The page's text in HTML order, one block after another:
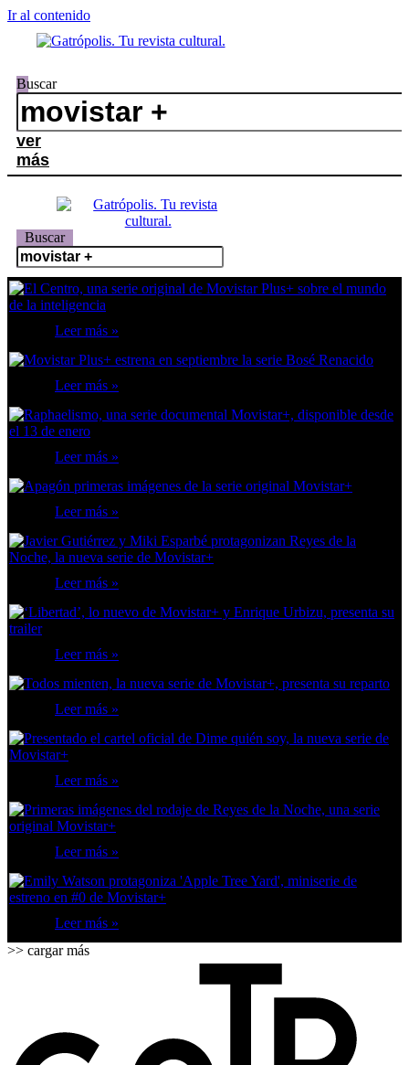
Ir al contenido
Buscar
ver
más
Buscar
Leer más »
Leer más »
Leer más »
Leer más »
Leer más »
Leer más »
Leer más »
Leer más »
Leer más »
Leer más »
>> cargar más